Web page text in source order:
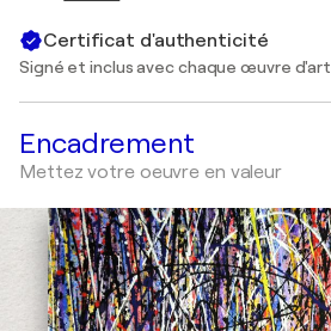
Certificat d'authenticité
Signé et inclus avec chaque œuvre d'art
Encadrement
Mettez votre oeuvre en valeur